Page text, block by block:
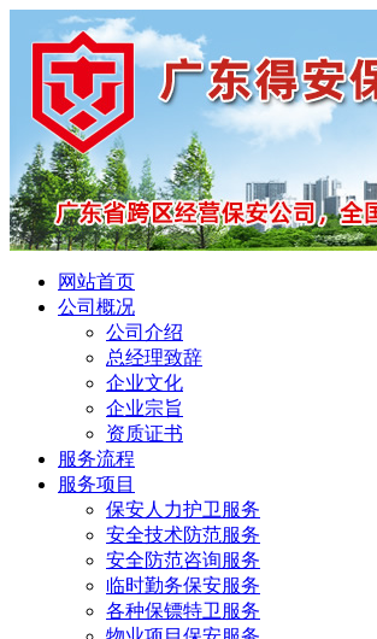
网站首页
公司概况
公司介绍
总经理致辞
企业文化
企业宗旨
资质证书
服务流程
服务项目
保安人力护卫服务
安全技术防范服务
安全防范咨询服务
临时勤务保安服务
各种保镖特卫服务